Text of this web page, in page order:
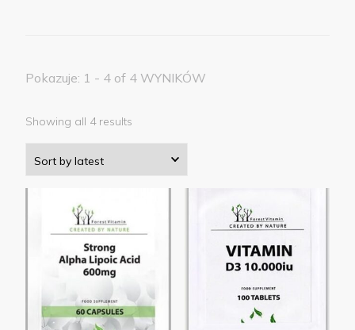
Pokazuje: 1 - 4 of 4 WYNIKÓW
Showing all 4 results